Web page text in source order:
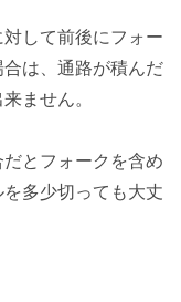
して前後にフォー
は、通路が積んだ
ません。
とフォークを含め
多少切っても大丈